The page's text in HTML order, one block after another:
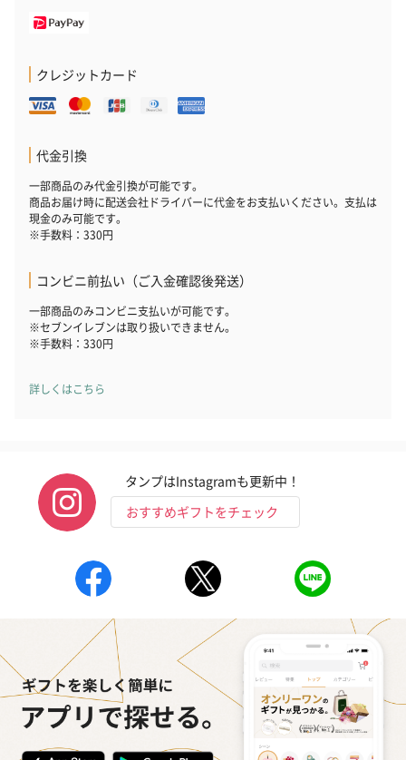
クレジットカード
代金引換
一部商品のみ代金引換が可能です。
商品お届け時に配送会社ドライバーに代金をお支払いください。支払は
現金のみ可能です。
※手数料：330円
コンビニ前払い（ご入金確認後発送）
一部商品のみコンビニ支払いが可能です。
※セブンイレブンは取り扱いできません。
※手数料：330円
詳しくはこちら
タンプはInstagramも更新中！
おすすめギフトをチェック